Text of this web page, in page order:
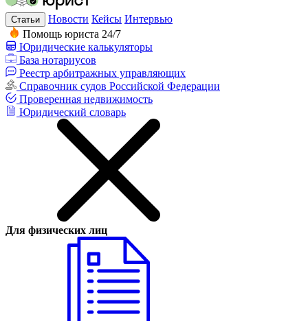
Статьи Новости Кейсы Интервью
Помощь юриста 24/7
Юридические калькуляторы
База нотариусов
Реестр арбитражных управляющих
Справочник судов Российской Федерации
Проверенная недвижимость
Юридический словарь
Для физических лиц